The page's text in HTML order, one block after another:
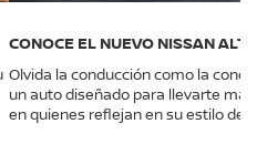
el nuevo Nissan Altima es
allá de la emoción, pensando
vida la experiencia del disfrute.